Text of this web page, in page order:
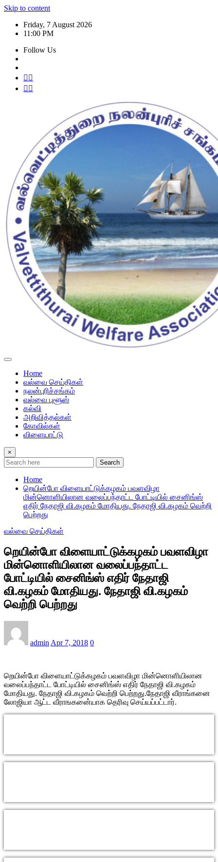
Skip to content
Friday, 7 August 2026
11:00 PM
Follow Us
Home
வல்வை செய்திகள்
நலன்புரிச்சங்கம்
வல்வை புளூஸ்
கல்வி
அறிவித்தல்கள்
கோவில்கள்
விளையாட்டு
×
Search
Home
றெயின்போ விளையாட்டுக்கழகம் பவளவிழா
மின்னொளியிலான வலைப்பந்தாட்ட போட்டியில் சைனிங்ஸ்
எதிர் நேதாஜி வி.கழகம் மோதியது. நேதாஜி வி.கழகம் வெற்றி
பெற்றது
வல்வை செய்திகள்
றெயின்போ விளையாட்டுக்கழகம் பவளவிழா
மின்னொளியிலான வலைப்பந்தாட்ட
போட்டியில் சைனிங்ஸ் எதிர் நேதாஜி
வி.கழகம் மோதியது. நேதாஜி வி.கழகம்
வெற்றி பெற்றது
admin Apr 7, 2018 0
றெயின்போ விளையாட்டுக்கழகம் பவளவிழா மின்னொளியிலான
வலைப்பந்தாட்ட போட்டியில் சைனிங்ஸ் எதிர் நேதாஜி வி.கழகம்
மோதியது. நேதாஜி வி.கழகம் வெற்றி பெற்றது.நேதாஜி வீராங்கனை
லோஜியா ஆட்ட வீராஙகனை்யாக தெரிவு செய்யப்பட்டார்.